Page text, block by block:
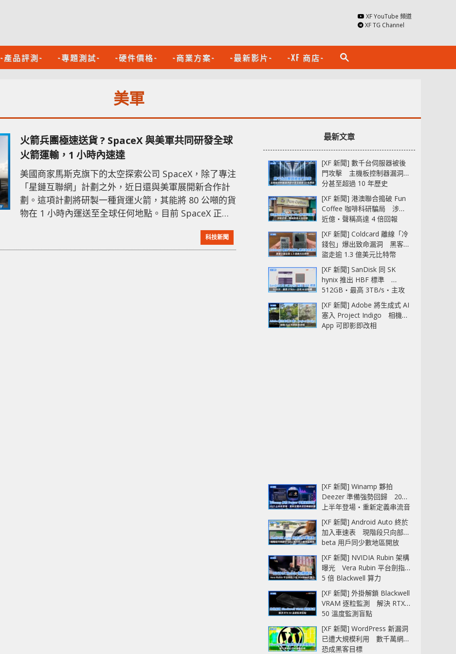
XF YouTube 頻道
XF TG Channel
-產品評測- -專題測試- -硬件價格- -商業方案- -最新影片- -XF 商店- search
美軍
火箭兵團極速送貨 ? SpaceX 與美軍共同研發全球
火箭運輸，1 小時內速達
美國商家馬斯克旗下的太空探索公司 SpaceX，除了專注
「星鏈互聯網」計劃之外，近日還與美軍展開新合作計
劃。這項計劃將研製一種貨運火箭，其能將 80 公噸的貨
物在 1 小時內運送至全球任何地點。目前 SpaceX 正在
Globemaster III 重型運輸機進行，最高約時速 800 公
科技新聞
最新文章
[XF 新聞] 數千台伺服器被後
門攻擊 主機板控制器漏洞部
分甚至超過 10 年歷史
[XF 新聞] 港澳聯合搗破 Fun
Coffee 咖啡科研騙局 涉款
近億‧聲稱高達 4 倍回報
[XF 新聞] Coldcard 離線「冷
錢包」爆出致命漏洞 黑客已
盜走逾 1.3 億美元比特幣
[XF 新聞] SanDisk 同 SK
hynix 推出 HBF 標準
512GB‧最高 3TB/s‧主攻
AI 記憶體
[XF 新聞] Adobe 將生成式 AI
塞入 Project Indigo 相機
App 可即影即改相
[XF 新聞] Winamp 夥拍
Deezer 準備強勢回歸 2027
上半年登場‧重新定義串流音
樂播放器
[XF 新聞] Android Auto 終於
加入車速表 現階段只向部分
beta 用戶同少數地區開放
[XF 新聞] NVIDIA Rubin 架構
曝光 Vera Rubin 平台劍指
5 倍 Blackwell 算力
[XF 新聞] 外掛解鎖 Blackwell
VRAM 逐粒監測 解決 RTX
50 溫度監測盲點
[XF 新聞] WordPress 新漏洞
已遭大規模利用 數千萬網站
恐成黑客目標